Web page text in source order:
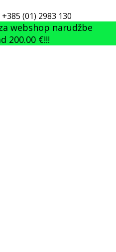
+385 (01) 2983 130
webshop narudžbe
200.00 €!!!